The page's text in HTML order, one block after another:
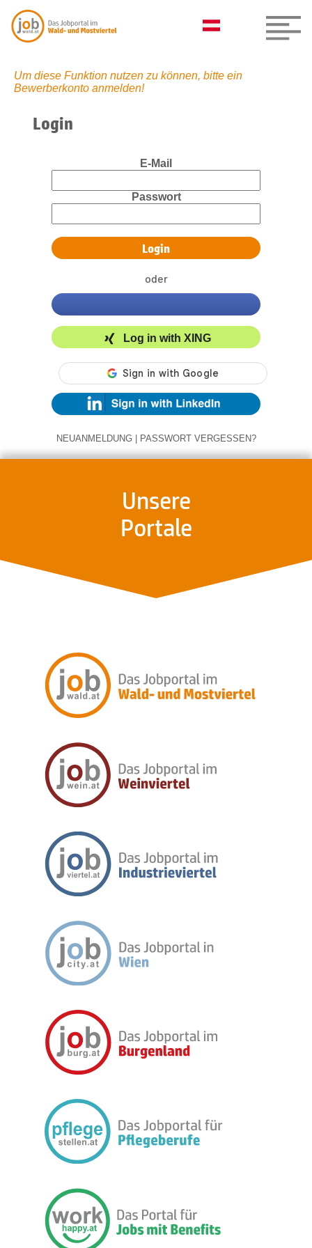
Um diese Funktion nutzen zu können, bitte ein
Bewerberkonto anmelden!
Login
E-Mail
Passwort
oder
Log in with XING
NEUANMELDUNG | PASSWORT VERGESSEN?
Unsere
Portale